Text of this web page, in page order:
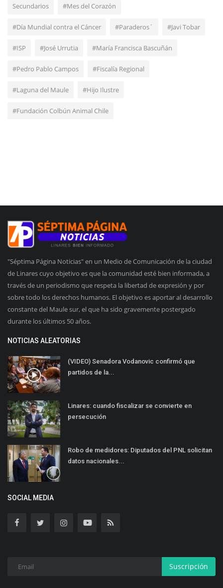
Secundarios #Mes del Corazón
#Día Mundial contra el Cáncer #Paraderos´ #Javi Tobar
#ISP #José Urrutia #María Francisca Bascuñán
#Pedro Pablo Campos #Fiscalía Regional
#Laguna del Maule #Hijo Ilustre
#Fundación Colbún Animal Chile
"Séptima Página Noticias" en un Medio de Comunicación de la ciudad
de Linares cuyo objetivo es que la comunidad esté bien informada, a
través de un periodismo que respeta la libertad de expresión y por
sobre todo los derechos humanos. El objetivo es aportar al desarrollo
constante del Maule sur, el que ha sido gravemente postergado
durante los últimos 50 años.
NOTICIAS ALEATORIAS
(VIDEO) Senadora Vodanovic confirmó que
partidos de la...
Linares: cuando fiscalizar se convierte en
persecución
Robo de medidores: Diputados del PNL solicitan
datos nacionales...
SOCIAL MEDIA
Suscripción